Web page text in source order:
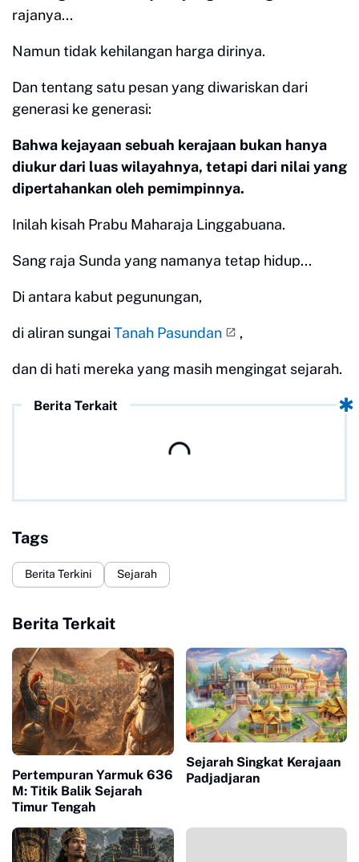
rajanya...
Namun tidak kehilangan harga dirinya.
Dan tentang satu pesan yang diwariskan dari
generasi ke generasi:
Bahwa kejayaan sebuah kerajaan bukan hanya
diukur dari luas wilayahnya, tetapi dari nilai yang
dipertahankan oleh pemimpinnya.
Inilah kisah Prabu Maharaja Linggabuana.
Sang raja Sunda yang namanya tetap hidup...
Di antara kabut pegunungan,
di aliran sungai Tanah Pasundan ,
dan di hati mereka yang masih mengingat sejarah.
Berita Terkait
Tags
Berita Terkini Sejarah
Berita Terkait
Pertempuran Yarmuk 636
M: Titik Balik Sejarah
Timur Tengah
Sejarah Singkat Kerajaan
Padjadjaran